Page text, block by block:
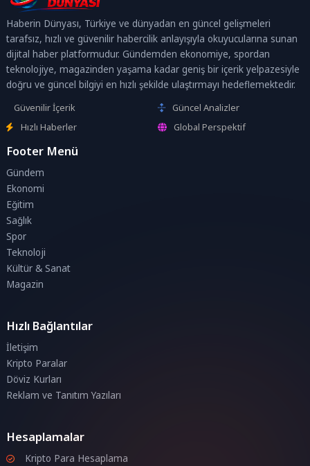
Haberin Dünyası, Türkiye ve dünyadan en güncel gelişmeleri
tarafsız, hızlı ve güvenilir habercilik anlayışıyla okuyucularına sunan
dijital haber platformudur. Gündemden ekonomiye, spordan
teknolojiye, magazinden yaşama kadar geniş bir içerik yelpazesiyle
doğru ve güncel bilgiyi en hızlı şekilde ulaştırmayı hedeflemektedir.
Güvenilir İçerik
Güncel Analizler
Hızlı Haberler
Global Perspektif
Footer Menü
Gündem
Ekonomi
Eğitim
Sağlık
Spor
Teknoloji
Kültür & Sanat
Magazin
Hızlı Bağlantılar
İletişim
Kripto Paralar
Döviz Kurları
Reklam ve Tanıtım Yazıları
Hesaplamalar
Kripto Para Hesaplama